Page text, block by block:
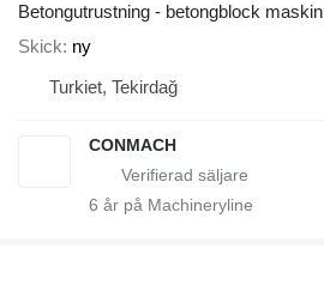
Betongutrustning - betongblock maskin
Skick ny
Turkiet, Tekirdağ
CONMACH
6 år på Machineryline